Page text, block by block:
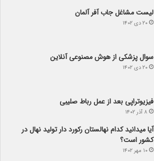
لیست مشاغل جاب آفر آلمان
۲۰ دی ۱۴۰۲
سوال پزشکی از هوش مصنوعی آنلاین
۲۰ دی ۱۴۰۲
فیزیوتراپی بعد از عمل رباط صلیبی
۸ آذر ۱۴۰۲
آیا می­دانید کدام نهالستان رکورد دار تولید نهال­ در
کشور است؟
۱۰ مهر ۱۴۰۲